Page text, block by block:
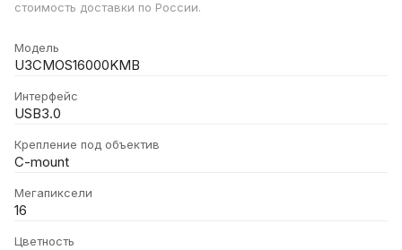
стоимость доставки по России.
Модель
U3CMOS16000KMB
Интерфейс
USB3.0
Крепление под объектив
C-mount
Мегапиксели
16
Цветность